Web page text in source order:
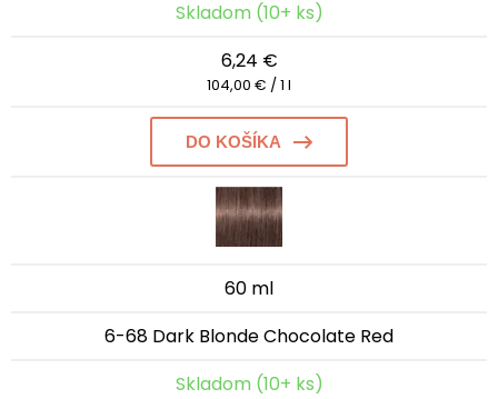
Skladom (10+ ks)
6,24 €
104,00 € / 1 l
DO KOŠÍKA
60 ml
6-68 Dark Blonde Chocolate Red
Skladom (10+ ks)